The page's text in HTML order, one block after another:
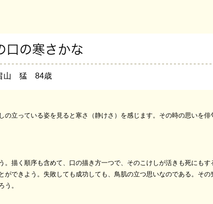
口の寒さかな
猛 84歳
立っている姿を見ると寒さ（静けさ）を感じます。その時の思いを俳
描く順序も含めて、口の描き方一つで、そのこけしが活きも死にもす
できよう。失敗しても成功しても、鳥肌の立つ思いなのである。その
う。